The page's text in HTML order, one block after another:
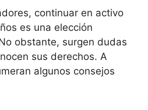
continuar en activo
es una elección
obstante, surgen dudas
sus derechos. A
algunos consejos